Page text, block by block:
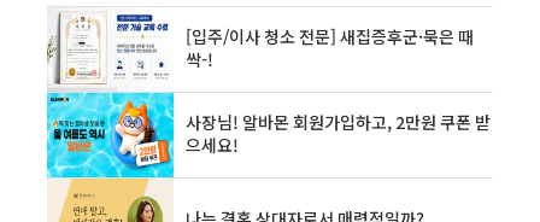
해 구직자들은 자신의 경력과 자격에 맞는 일자리를 쉽게 찾을 수 있습니
다. ✅광주 지역 주택관리 일자리를 찾고 계신가요? 지금 바로 확인해보
세요..